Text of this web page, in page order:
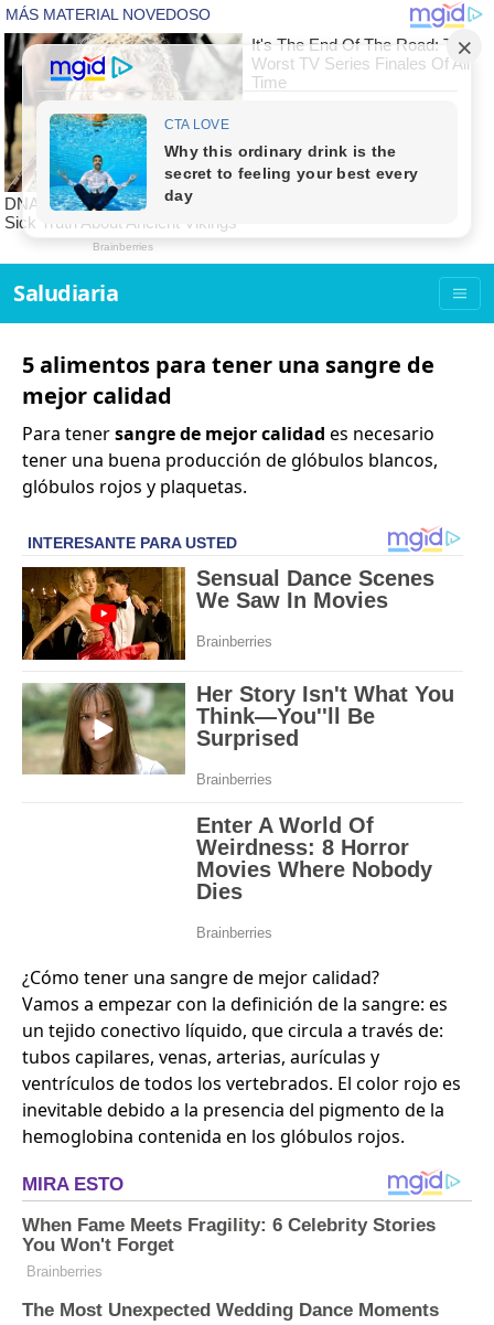
Saludiaria
5 alimentos para tener una sangre de
mejor calidad
Para tenersangre de mejor calidad es necesario
tener una buena producción de glóbulos blancos,
glóbulos rojos y plaquetas.
¿Cómo tener una sangre de mejor calidad?
Vamos a empezar con la definición de la sangre: es
un tejido conectivo líquido, que circula a través de:
tubos capilares, venas, arterias, aurículas y
ventrículos de todos los vertebrados. El color rojo es
inevitable debido a la presencia del pigmento de la
hemoglobina contenida en los glóbulos rojos.